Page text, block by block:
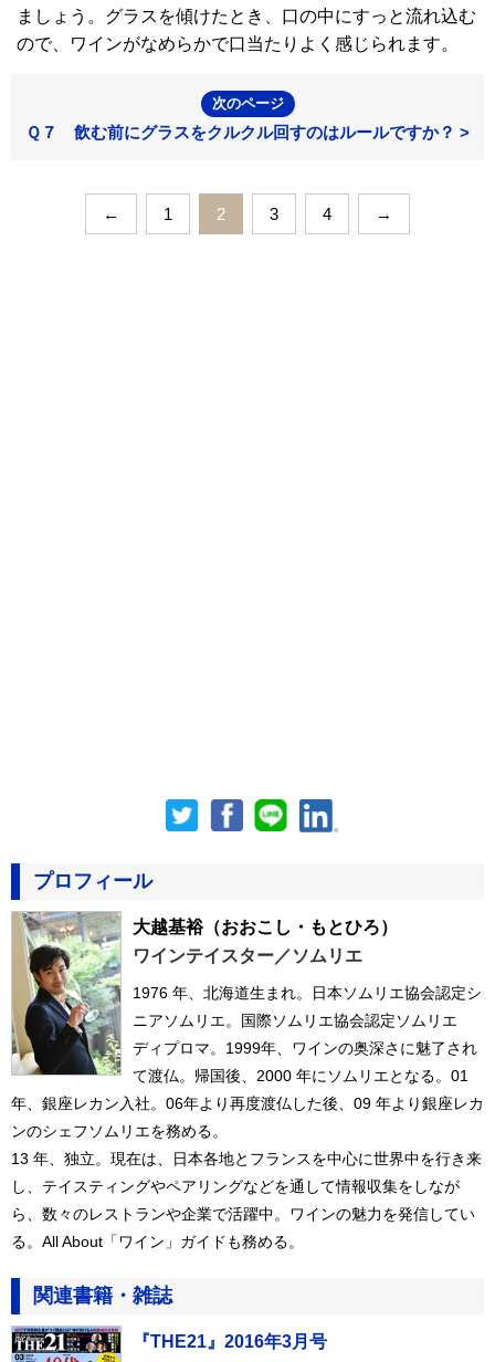
ましょう。グラスを傾けたとき、口の中にすっと流れ込む
ので、ワインがなめらかで口当たりよく感じられます。
次のページ
Ｑ７ 飲む前にグラスをクルクル回すのはルールですか？ >
← 1 2 3 4 →
プロフィール
大越基裕（おおこし・もとひろ）
ワインテイスター／ソムリエ
1976 年、北海道生まれ。日本ソムリエ協会認定シ
ニアソムリエ。国際ソムリエ協会認定ソムリエ
ディプロマ。1999年、ワインの奥深さに魅了され
て渡仏。帰国後、2000 年にソムリエとなる。01
年、銀座レカン入社。06年より再度渡仏した後、09 年より銀座レカ
ンのシェフソムリエを務める。
13 年、独立。現在は、日本各地とフランスを中心に世界中を行き来
し、テイスティングやペアリングなどを通して情報収集をしなが
ら、数々のレストランや企業で活躍中。ワインの魅力を発信してい
る。All About「ワイン」ガイドも務める。
関連書籍・雑誌
『THE21』2016年3月号